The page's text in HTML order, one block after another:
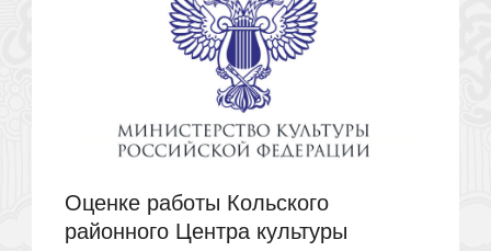
Оценке работы Кольского
районного Центра культуры